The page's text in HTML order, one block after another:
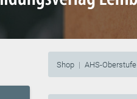
Shop AHS-Oberstufe